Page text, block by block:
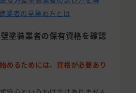
業者の見極め方とは
塗装業者の保有資格を確認
めるためには、資格が必要あり